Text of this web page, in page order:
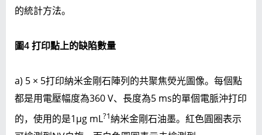
的統計方法。
圖4 打印點上的缺陷數量
a) 5 × 5打印納米金剛石陣列的共聚焦熒光圖像。每個點
都是用電壓幅度為360 V、長度為5 ms的單個電脈沖打印
的，使用的是1μg mL?1納米金剛石油墨。紅色圓圈表示